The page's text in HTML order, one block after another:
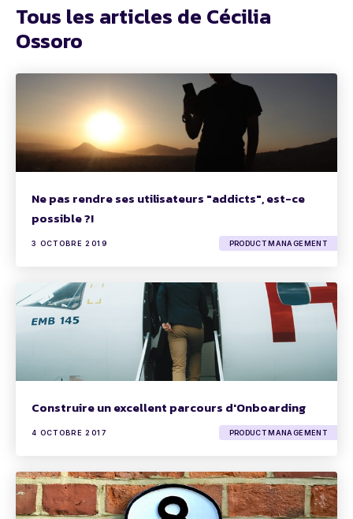
Tous les articles de Cécilia
Ossoro
Ne pas rendre ses utilisateurs "addicts", est-ce
possible ?!
3 OCTOBRE 2019 PRODUCT MANAGEMENT
Construire un excellent parcours d'Onboarding
4 OCTOBRE 2017 PRODUCT MANAGEMENT